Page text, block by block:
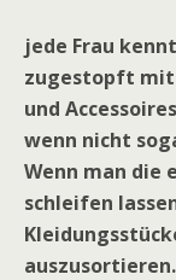
jede Frau
zugestopft mit
und
wenn nicht
Wenn man die
schleifen